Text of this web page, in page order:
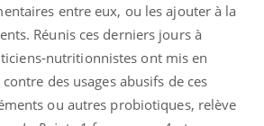
entre eux, ou les ajouter à la
Réunis ces derniers jours à
nutritionnistes ont mis en
des usages abusifs de ces
ou autres probiotiques, relève